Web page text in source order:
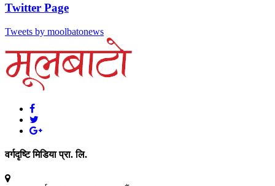
Twitter Page
Tweets by moolbatonews
वर्गदृष्टि मिडिया प्रा. लि.